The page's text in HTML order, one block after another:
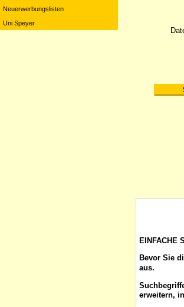
Neuerwerbungslisten
Uni Speyer
EINFACHE
Bevor Sie
aus.
erweitern,